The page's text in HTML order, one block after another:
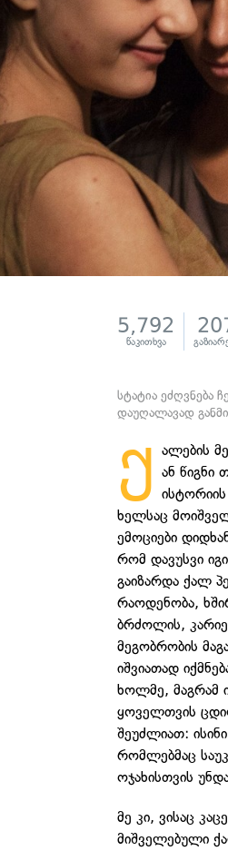
5,792
წაკითხვა
სტატია ეძღვნება
დაუღალავად
ქალების მეგობრობაზე გადაღებული რამდენი ფილმი ან სერიალი გინახავთ? ან წიგნი
ხელსაც
ემოციები
რომ დავუსვი
გაიზარდა ქალ
რაოდენობა,
ბრძოლის,
მეგობრობის
იშვიათად
ხოლმე, მაგრამ
ყოველთვის
შეუძლიათ:
რომლებმაც
ოჯახისთვის
მე კი, ვისაც
მიშველებული